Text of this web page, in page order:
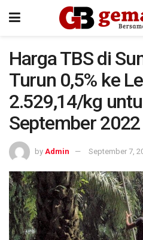
Harga TBS di
Turun 0,5% ke
2.529,14/kg
September 2022
by Admin September 7,